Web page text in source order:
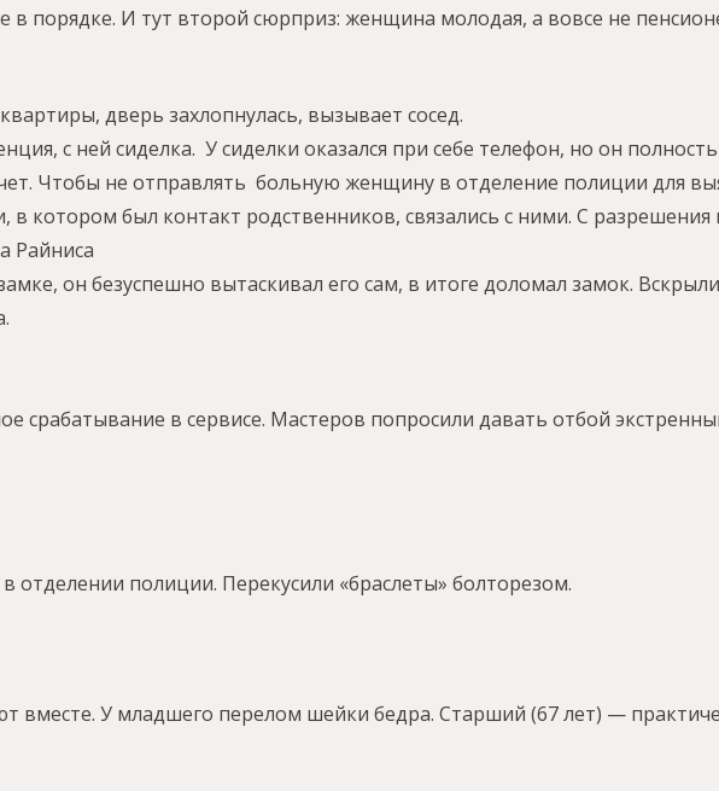
в порядке. И тут второй сюрприз: женщина молодая, а вовсе не
дверь захлопнулась, вызывает сосед.
с ней сиделка. У сиделки оказался при себе телефон, но он
Чтобы не отправлять больную женщину в отделение полиции для
в котором был контакт родственников, связались с ними. С
Райниса
он безуспешно вытаскивал его сам, в итоге доломал замок.
срабатывание в сервисе. Мастеров попросили давать отбой
отделении полиции. Перекусили «браслеты» болторезом.
вместе. У младшего перелом шейки бедра. Старший (67 лет) —